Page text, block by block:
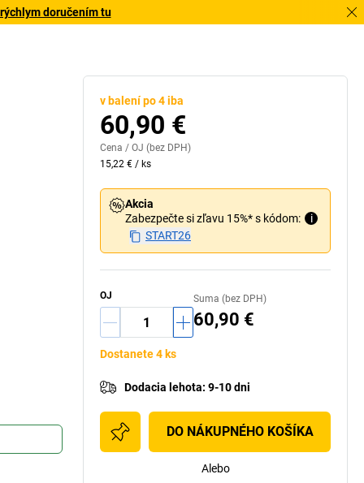
doručením tu
v balení po 4 iba
60,90 €
Cena / OJ (bez DPH)
15,22 € / ks
Akcia
Zabezpečte si zľavu 15%* s kódom:
i
START26
OJ Suma (bez DPH)
60,90 €
Dostanete 4 ks
Dodacia lehota: 9-10 dni
DO NÁKUPNÉHO KOŠÍKA
Alebo